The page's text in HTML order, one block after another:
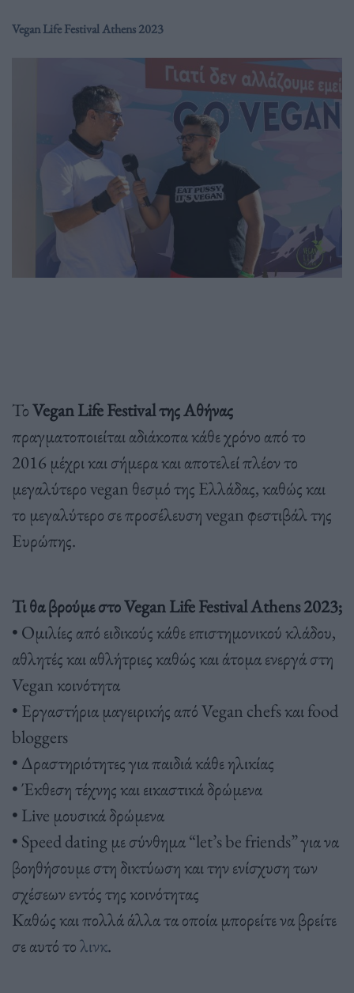
Vegan Life Festival Athens 2023
ΤοVegan Life Festival της Αθήνας
πραγματοποιείται αδιάκοπα κάθε χρόνο από το
2016 μέχρι και σήμερα και αποτελεί πλέον το
μεγαλύτερο vegan θεσμό της Ελλάδας, καθώς και
το μεγαλύτερο σε προσέλευση vegan φεστιβάλ της
Ευρώπης.
Τι θα βρούμε στο Vegan Life Festival Athens 2023;
• Ομιλίες από ειδικούς κάθε επιστημονικού κλάδου,
αθλητές και αθλήτριες καθώς και άτομα ενεργά στη
Vegan κοινότητα
• Εργαστήρια μαγειρικής από Vegan chefs και food
bloggers
• Δραστηριότητες για παιδιά κάθε ηλικίας
• Έκθεση τέχνης και εικαστικά δρώμενα
• Live μουσικά δρώμενα
• Speed dating με σύνθημα “let’s be friends” για να
βοηθήσουμε στη δικτύωση και την ενίσχυση των
σχέσεων εντός της κοινότητας
Καθώς και πολλά άλλα τα οποία μπορείτε να βρείτε
σε αυτό τολινκ.